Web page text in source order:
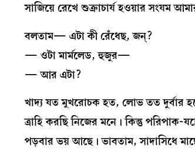
সাজিয়ে রেখে শুক্রাচার্য হওয়ার সংযম
বলতাম— এটা কী রেঁধেছ, জন্‌?
— ওটা মার্মলেড, হুজুর—
— আর এটা?
খাদ্য যত মুখরোচক হত, লোভ তত দুর্বার
ত্রাহি করছি নিজের মনে। কিন্তু
পড়বার ভয় আছে। ভাবতাম, সাদাসিধে